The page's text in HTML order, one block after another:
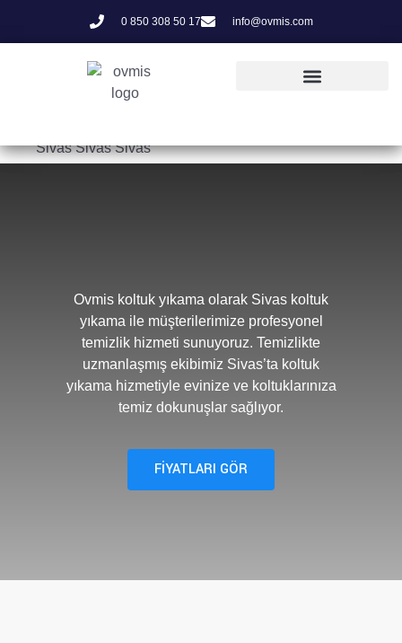
0 850 308 50 17 info@ovmis.com
Sivas Sivas Sivas
Ovmis koltuk yıkama olarak Sivas koltuk
yıkama ile müşterilerimize profesyonel
temizlik hizmeti sunuyoruz. Temizlikte
uzmanlaşmış ekibimiz Sivas’ta koltuk
yıkama hizmetiyle evinize ve koltuklarınıza
temiz dokunuşlar sağlıyor.
FİYATLARI GÖR